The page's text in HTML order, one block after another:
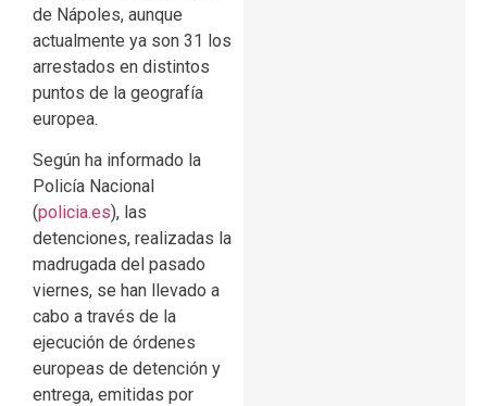
de Nápoles, aunque
actualmente ya son 31 los
arrestados en distintos
puntos de la geografía
europea.
Según ha informado la
Policía Nacional
(policia.es), las
detenciones, realizadas la
madrugada del pasado
viernes, se han llevado a
cabo a través de la
ejecución de órdenes
europeas de detención y
entrega, emitidas por